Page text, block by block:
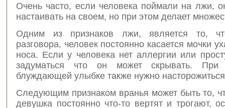
Очень часто, если человека поймали на лжи,
настаивать на своем, но при этом делает
Одним из признаков лжи, является то,
разговора, человек постоянно касается мочки
носа. Если у человека нет аллергии или
задуматься что он может скрывать. При
блуждающей улыбке также нужно
Следующим признаком вранья может быть то,
девушка постоянно что-то вертят и трогают,